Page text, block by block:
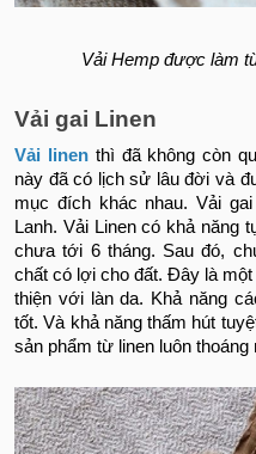
Vải Hemp được làm
Vải gai Linen
Vải linenthì đã không còn
này đã có lịch sử lâu đời và
mục đích khác nhau. Vải
Lanh. Vải Linen có khả năng
chưa tới 6 tháng. Sau đó,
chất có lợi cho đất. Đây là
thiện với làn da. Khả năng
tốt. Và khả năng thấm hút
sản phẩm từ linen luôn thoáng